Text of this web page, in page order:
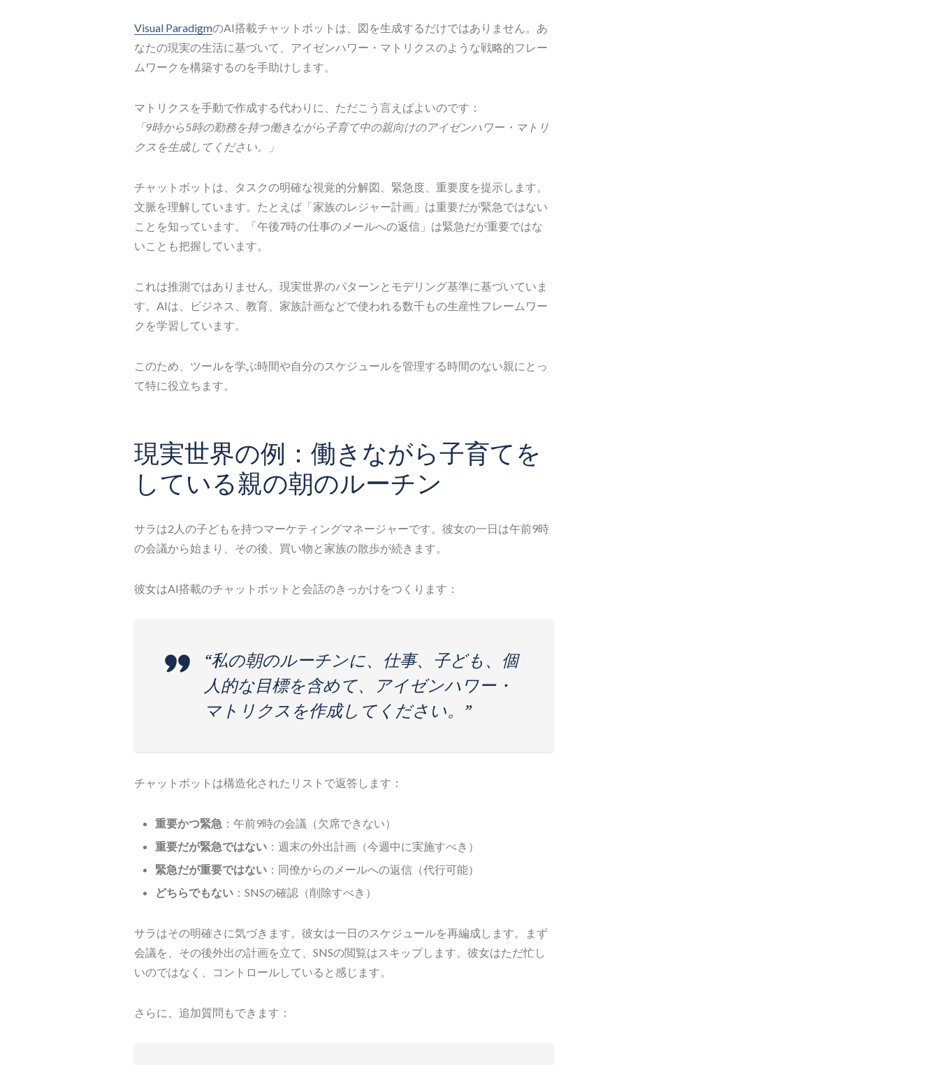
Visual ParadigmのAI搭載チャットボットは、図を生成するだけではありません。あ
なたの現実の生活に基づいて、アイゼンハワー・マトリクスのような戦略的フレー
ムワークを構築するのを手助けします。
マトリクスを手動で作成する代わりに、ただこう言えばよいのです：
「9時から5時の勤務を持つ働きながら子育て中の親向けのアイゼンハワー・マトリ
クスを生成してください。」
チャットボットは、タスクの明確な視覚的分解図、緊急度、重要度を提示します。
文脈を理解しています。たとえば「家族のレジャー計画」は重要だが緊急ではない
ことを知っています。「午後7時の仕事のメールへの返信」は緊急だが重要ではな
いことも把握しています。
これは推測ではありません。現実世界のパターンとモデリング基準に基づいていま
す。AIは、ビジネス、教育、家族計画などで使われる数千もの生産性フレームワー
クを学習しています。
このため、ツールを学ぶ時間や自分のスケジュールを管理する時間のない親にとっ
て特に役立ちます。
現実世界の例：働きながら子育てを
している親の朝のルーチン
サラは2人の子どもを持つマーケティングマネージャーです。彼女の一日は午前9時
の会議から始まり、その後、買い物と家族の散歩が続きます。
彼女はAI搭載のチャットボットと会話のきっかけをつくります：
“私の朝のルーチンに、仕事、子ども、個
人的な目標を含めて、アイゼンハワー・
マトリクスを作成してください。”
チャットボットは構造化されたリストで返答します：
重要かつ緊急 ：午前9時の会議（欠席できない）
重要だが緊急ではない ：週末の外出計画（今週中に実施すべき）
緊急だが重要ではない ：同僚からのメールへの返信（代行可能）
どちらでもない ：SNSの確認（削除すべき）
サラはその明確さに気づきます。彼女は一日のスケジュールを再編成します。まず
会議を、その後外出の計画を立て、SNSの閲覧はスキップします。彼女はただ忙し
いのではなく、コントロールしていると感じます。
さらに、追加質問もできます：